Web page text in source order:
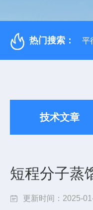
热门搜索： 平
技术文章
短程分子蒸
更新时间：2025-